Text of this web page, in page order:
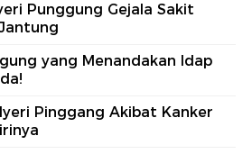
Punggung Gejala Sakit
yang Menandakan Idap
Pinggang Akibat Kanker